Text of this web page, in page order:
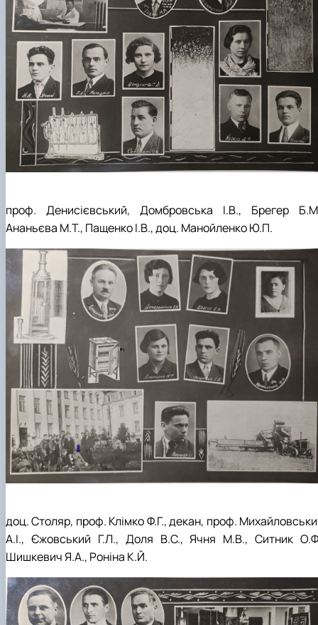
проф. Денисієвський, Домбровська І.В., Брегер
Ананьєва М.Т., Пащенко І.В., доц. Манойленко Ю.П.
доц. Столяр, проф. Клімко Ф.Г., декан, проф.
А.І., Єжовський Г.Л., Доля В.С., Ячня М.В., Ситник
Шишкевич Я.А., Роніна К.Й.